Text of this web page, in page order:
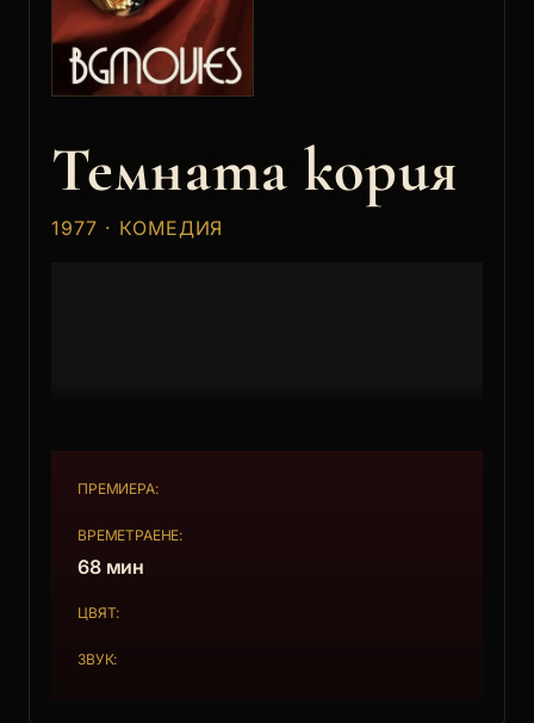
Темната кория
1977 · КОМЕДИЯ
ПРЕМИЕРА:
ВРЕМЕТРАЕНЕ:
68 мин
ЦВЯТ:
ЗВУК: